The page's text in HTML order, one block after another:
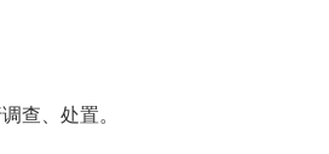
查、处置。